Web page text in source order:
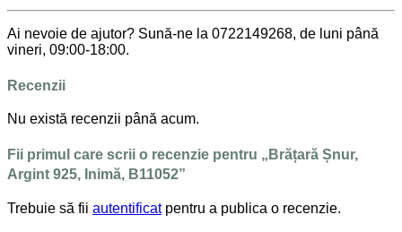
Ai nevoie de ajutor? Sună-ne la 0722149268, de luni până
vineri, 09:00-18:00.
Recenzii
Nu există recenzii până acum.
Fii primul care scrii o recenzie pentru „Brățară Șnur,
Argint 925, Inimă, B11052”
Trebuie să fii autentificatpentru a publica o recenzie.